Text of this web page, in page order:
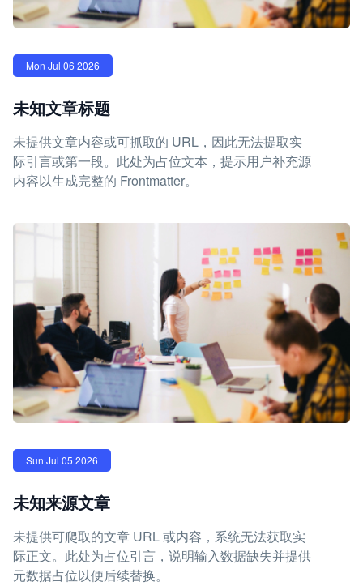
Mon Jul 06 2026
未知文章标题
未提供文章内容或可抓取的 URL，因此无法提取实
际引言或第一段。此处为占位文本，提示用户补充源
内容以生成完整的 Frontmatter。
Sun Jul 05 2026
未知来源文章
未提供可爬取的文章 URL 或内容，系统无法获取实
际正文。此处为占位引言，说明输入数据缺失并提供
元数据占位以便后续替换。